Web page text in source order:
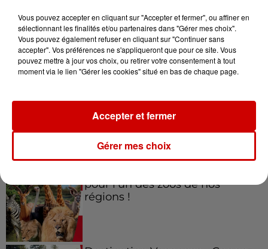
Jeux Voir plus
festival Marché Gourmand 2026
à Coulon !
pour l'un des zoos de nos
régions !
Vous pouvez accepter en cliquant sur "Accepter et fermer", ou affiner en
sélectionnant les finalités et/ou partenaires dans "Gérer mes choix".
Vous pouvez également refuser en cliquant sur "Continuer sans
accepter". Vos préférences ne s'appliqueront que pour ce site. Vous
pouvez mettre à jour vos choix, ou retirer votre consentement à tout
moment via le lien "Gérer les cookies" situé en bas de chaque page.
Gérer mes choix
Accepter et fermer